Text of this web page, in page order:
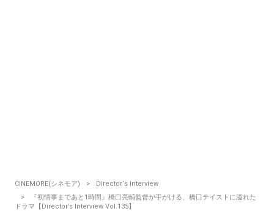
CINEMORE(シネモア)
Director‘s Interview
『初情事まであと1時間』橋口亮輔監督が手がける、橋口テイストに溢れた
ドラマ【Director’s Interview Vol.135】